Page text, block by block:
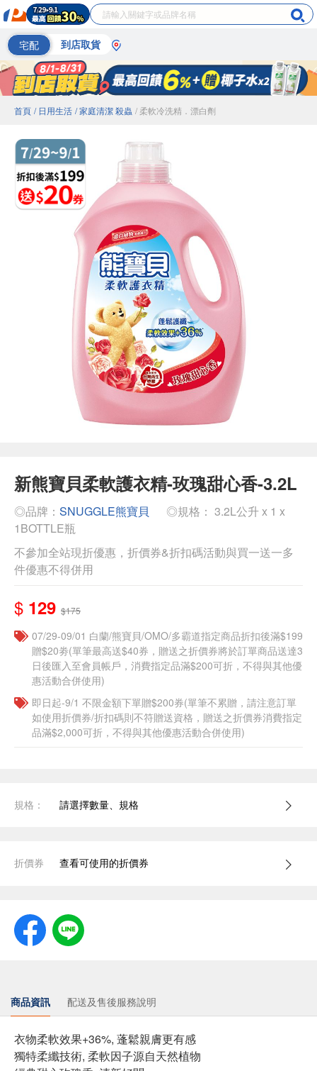
宅配 到店取貨
首頁 / 日用生活 / 家庭清潔 殺蟲 / 柔軟冷洗精．漂白劑
新熊寶貝柔軟護衣精-玫瑰甜心香-3.2L
◎品牌： SNUGGLE熊寶貝
◎規格： 3.2L公升 x 1 x
1BOTTLE瓶
不參加全站現折優惠，折價券&折扣碼活動與買一送一多
件優惠不得併用
$ 129 $175
07/29-09/01 白蘭/熊寶貝/OMO/多霸道指定商品折扣後滿$199
贈$20劵(單筆最高送$40券，贈送之折價券將於訂單商品送達3
日後匯入至會員帳戶，消費指定品滿$200可折，不得與其他優
惠活動合併使用)
即日起-9/1 不限金額下單贈$200券(單筆不累贈，請注意訂單
如使用折價券/折扣碼則不符贈送資格，贈送之折價券消費指定
品滿$2,000可折，不得與其他優惠活動合併使用)
規格： 請選擇數量、規格
折價券 查看可使用的折價券
商品資訊 配送及售後服務說明
衣物柔軟效果+36%, 蓬鬆親膚更有感
獨特柔纖技術, 柔軟因子源自天然植物